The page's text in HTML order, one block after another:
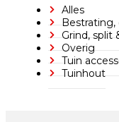
Alles
Grind, split
Overig
Tuin
Tuinhout